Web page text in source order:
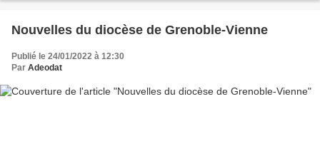
Nouvelles du diocèse de Grenoble-Vienne
Publié le 24/01/2022 à 12:30
Par Adeodat